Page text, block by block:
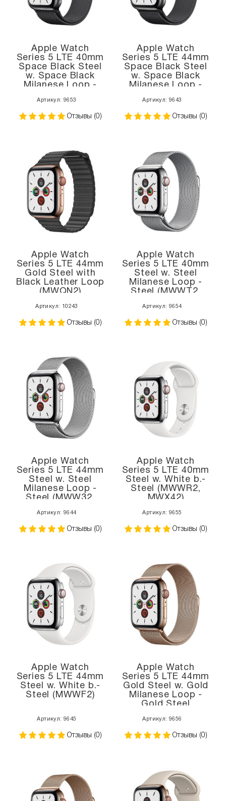
Apple Watch
Series 5 LTE 40mm
Space Black Steel
w. Space Black
Milanese Loop -
(MWWX2)
Артикул: 9653
Отзывы (0)
Apple Watch
Series 5 LTE 44mm
Space Black Steel
w. Space Black
Milanese Loop -
(MWW82, MWWL2)
Артикул: 9643
Отзывы (0)
Apple Watch
Series 5 LTE 44mm
Gold Steel with
Black Leather Loop
(MWQN2)
Артикул: 10243
Отзывы (0)
Apple Watch
Series 5 LTE 40mm
Steel w. Steel
Milanese Loop -
Steel (MWWT2,
Артикул: 9654
Отзывы (0)
Apple Watch
Series 5 LTE 44mm
Steel w. Steel
Milanese Loop -
Steel (MWW32,
Артикул: 9644
Отзывы (0)
Apple Watch
Series 5 LTE 40mm
Steel w. White b.-
Steel (MWWR2,
MWX42)
Артикул: 9655
Отзывы (0)
Apple Watch
Series 5 LTE 44mm
Steel w. White b.-
Steel (MWWF2)
Артикул: 9645
Отзывы (0)
Apple Watch
Series 5 LTE 44mm
Gold Steel w. Gold
Milanese Loop -
Gold Steel
Артикул: 9656
Отзывы (0)